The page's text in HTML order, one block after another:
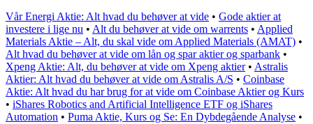
Vår Energi Aktie: Alt hvad du behøver at vide • Gode aktier at
investere i lige nu • Alt du behøver at vide om warrents • Applied
Materials Aktie – Alt, du skal vide om Applied Materials (AMAT) •
Alt hvad du behøver at vide om lån og spar aktier og sparbank •
Xpeng Aktie: Alt, du behøver at vide om Xpeng aktier• Astralis
Aktier: Alt hvad du behøver at vide om Astralis A/S • Coinbase
Aktie: Alt hvad du har brug for at vide om Coinbase Aktier og Kurs
• iShares Robotics and Artificial Intelligence ETF og iShares
Automation • Puma Aktie, Kurs og Se: En Dybdegående Analyse •